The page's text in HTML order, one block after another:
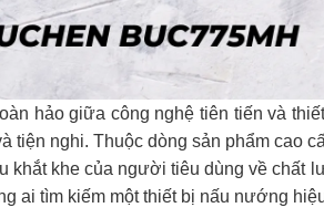
hảo giữa công nghệ tiên tiến và
tiện nghi. Thuộc dòng sản phẩm cao
khe của người tiêu dùng về chất
ai tìm kiếm một thiết bị nấu nướng